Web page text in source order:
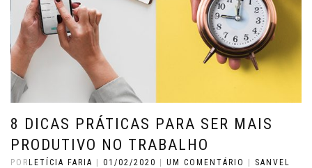
8 DICAS PRÁTICAS PARA SER MAIS
PRODUTIVO NO TRABALHO
POR LETÍCIA FARIA 01/02/2020 UM COMENTÁRIO
SANVEL